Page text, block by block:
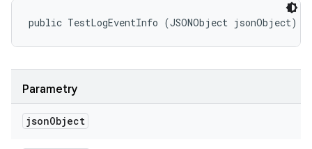
public TestLogEventInfo (JSONObject jsonObject)
Parametry
jsonObject